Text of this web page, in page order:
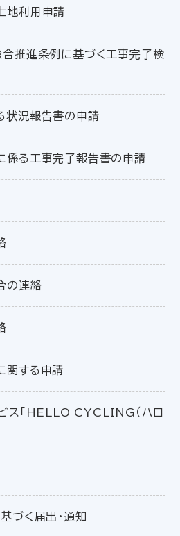
地利用申請
合推進条例に基づく工事完了検
状況報告書の申請
係る工事完了報告書の申請
の連絡
関する申請
ス「HELLO CYCLING（ハロ
づく届出・通知